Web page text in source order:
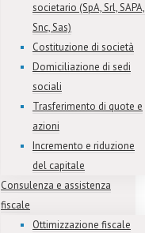
societario (SpA, Srl, SAPA,
Snc, Sas)
Costituzione di società
Domiciliazione di sedi
sociali
Trasferimento di quote e
azioni
Incremento e riduzione
del capitale
Consulenza e assistenza
fiscale
Ottimizzazione fiscale